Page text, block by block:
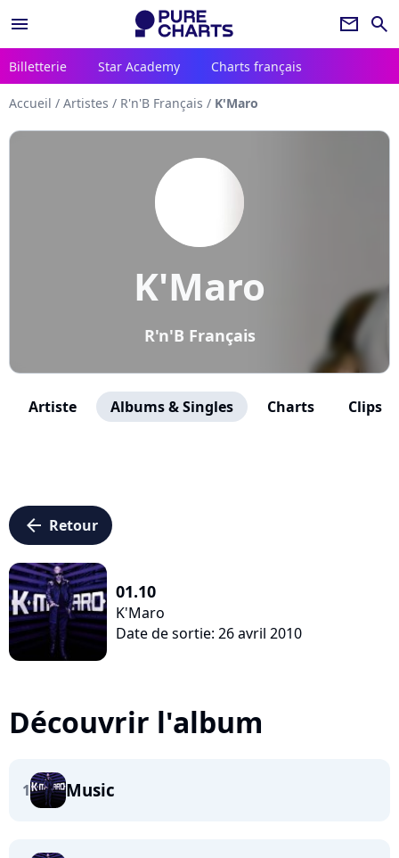
menu newsletter search
Billetterie Star Academy Charts français
Accueil / Artistes / R'n'B Français / K'Maro
K'Maro
R'n'B Français
Artiste Albums & Singles Charts Clips
arrow_left Retour
01.10
K'Maro
Date de sortie: 26 avril 2010
Découvrir l'album
1 Music